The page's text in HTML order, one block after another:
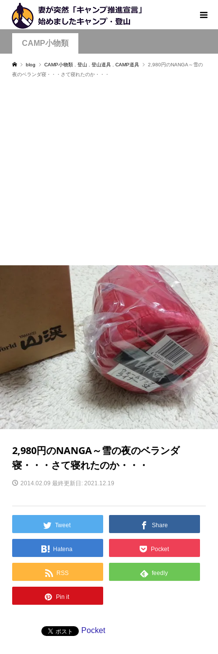
CAMP小物類
blog CAMP小物類 登山 登山道具 CAMP道具
2,980円のNANGA～雪の
夜のベランダ寝・・・さて寝れたのか・・・
2,980円のNANGA～雪の夜のベランダ
寝・・・さて寝れたのか・・・
2014.02.09 最終更新日: 2021.12.19
Tweet Share
Hatena Pocket
RSS feedly
Pin it
Pocket